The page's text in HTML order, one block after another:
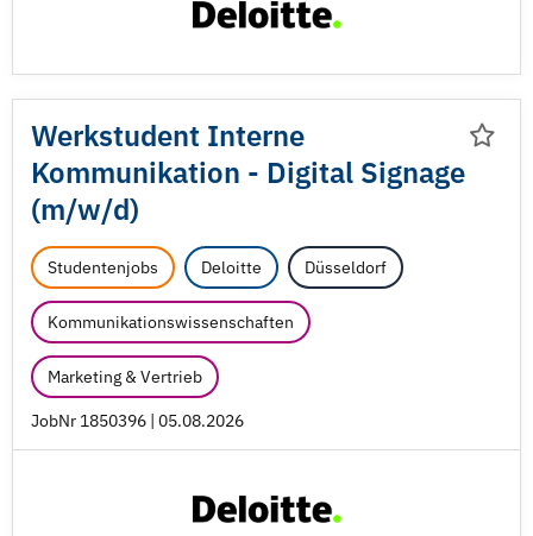
Werkstudent Interne
Kommunikation - Digital Signage
(m/w/d)
Studentenjobs Deloitte Düsseldorf
Kommunikationswissenschaften
Marketing & Vertrieb
JobNr 1850396 | 05.08.2026